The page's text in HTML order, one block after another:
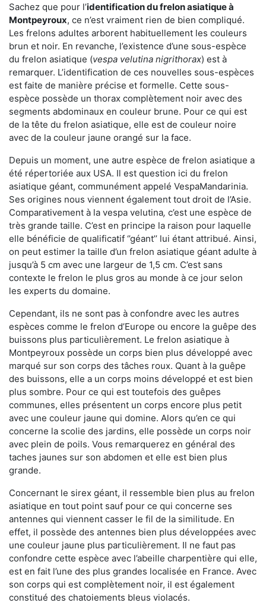
Sachez que pour l’identification du frelon asiatiqueà
Montpeyroux, ce n’est vraiment rien de bien compliqué.
Les frelons adultes arborent habituellement les couleurs
brun et noir. En revanche, l’existence d’une sous-espèce
du frelon asiatique (vespa velutina nigrithorax) est à
remarquer. L’identification de ces nouvelles sous-espèces
est faite de manière précise et formelle. Cette sous-
espèce possède un thorax complètement noir avec des
segments abdominaux en couleur brune. Pour ce qui est
de la tête du frelon asiatique, elle est de couleur noire
avec de la couleur jaune orangé sur la face.
Depuis un moment, une autre espèce de frelon asiatique a
été répertoriée aux USA. Il est question ici du frelon
asiatique géant, communément appelé VespaMandarinia.
Ses origines nous viennent également tout droit de l’Asie.
Comparativement à la vespa velutina, c’est une espèce de
très grande taille. C’est en principe la raison pour laquelle
elle bénéficie de qualificatif ‘’géant’’ lui étant attribué. Ainsi,
on peut estimer la taille d’un frelon asiatique géant adulte à
jusqu’à 5 cm avec une largeur de 1,5 cm. C’est sans
contexte le frelon le plus gros au monde à ce jour selon
les experts du domaine.
Cependant, ils ne sont pas à confondre avec les autres
espèces comme le frelon d’Europe ou encore la guêpe des
buissons plus particulièrement. Le frelon asiatique à
Montpeyroux possède un corps bien plus développé avec
marqué sur son corps des tâches roux. Quant à la guêpe
des buissons, elle a un corps moins développé et est bien
plus sombre. Pour ce qui est toutefois des guêpes
communes, elles présentent un corps encore plus petit
avec une couleur jaune qui domine. Alors qu’en ce qui
concerne la scolie des jardins, elle possède un corps noir
avec plein de poils. Vous remarquerez en général des
taches jaunes sur son abdomen et elle est bien plus
grande.
Concernant le sirex géant, il ressemble bien plus au frelon
asiatique en tout point sauf pour ce qui concerne ses
antennes qui viennent casser le fil de la similitude. En
effet, il possède des antennes bien plus développées avec
une couleur jaune plus particulièrement. Il ne faut pas
confondre cette espèce avec l’abeille charpentière qui elle,
est en fait l’une des plus grandes localisée en France. Avec
son corps qui est complètement noir, il est également
constitué des chatoiements bleus violacés.